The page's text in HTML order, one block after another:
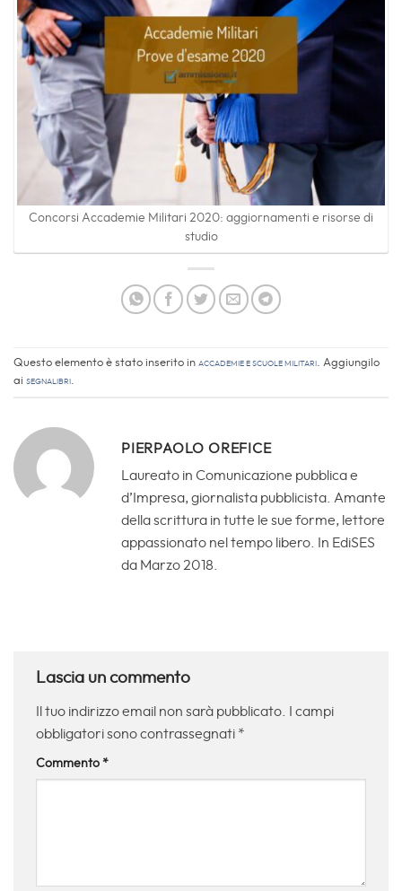
Concorsi Accademie Militari 2020: aggiornamenti e risorse di
studio
Questo elemento è stato inserito in Accademie e scuole militari. Aggiungilo
ai segnalibri.
PIERPAOLO OREFICE
Laureato in Comunicazione pubblica e
d’Impresa, giornalista pubblicista. Amante
della scrittura in tutte le sue forme, lettore
appassionato nel tempo libero. In EdiSES
da Marzo 2018.
Lascia un commento
Il tuo indirizzo email non sarà pubblicato.
I campi
obbligatori sono contrassegnati *
Commento *